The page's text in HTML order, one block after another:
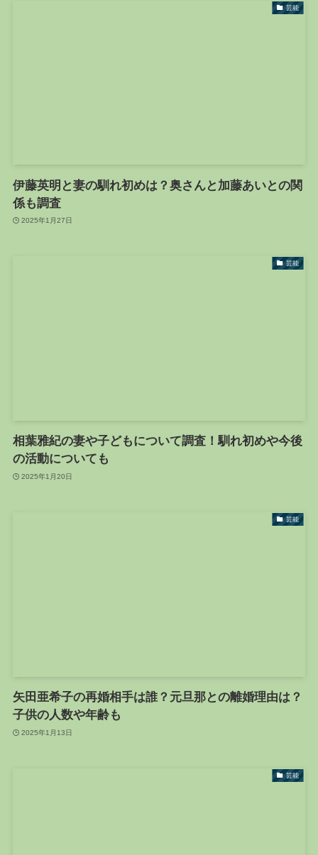
芸能
伊藤英明と妻の馴れ初めは？奥さんと加藤あいとの関
係も調査
2025年1月27日
芸能
相葉雅紀の妻や子どもについて調査！馴れ初めや今後
の活動についても
2025年1月20日
芸能
矢田亜希子の再婚相手は誰？元旦那との離婚理由は？
子供の人数や年齢も
2025年1月13日
芸能